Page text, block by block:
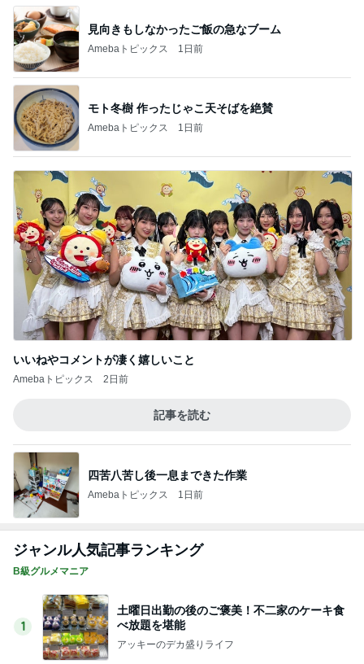
見向きもしなかったご飯の急なブーム
Amebaトピックス 1日前
モト冬樹 作ったじゃこ天そばを絶賛
Amebaトピックス 1日前
いいねやコメントが凄く嬉しいこと
Amebaトピックス 2日前
記事を読む
四苦八苦し後一息まできた作業
Amebaトピックス 1日前
ジャンル人気記事ランキング
B級グルメマニア
1
土曜日出勤の後のご褒美！不二家のケーキ食
べ放題を堪能
アッキーのデカ盛りライフ